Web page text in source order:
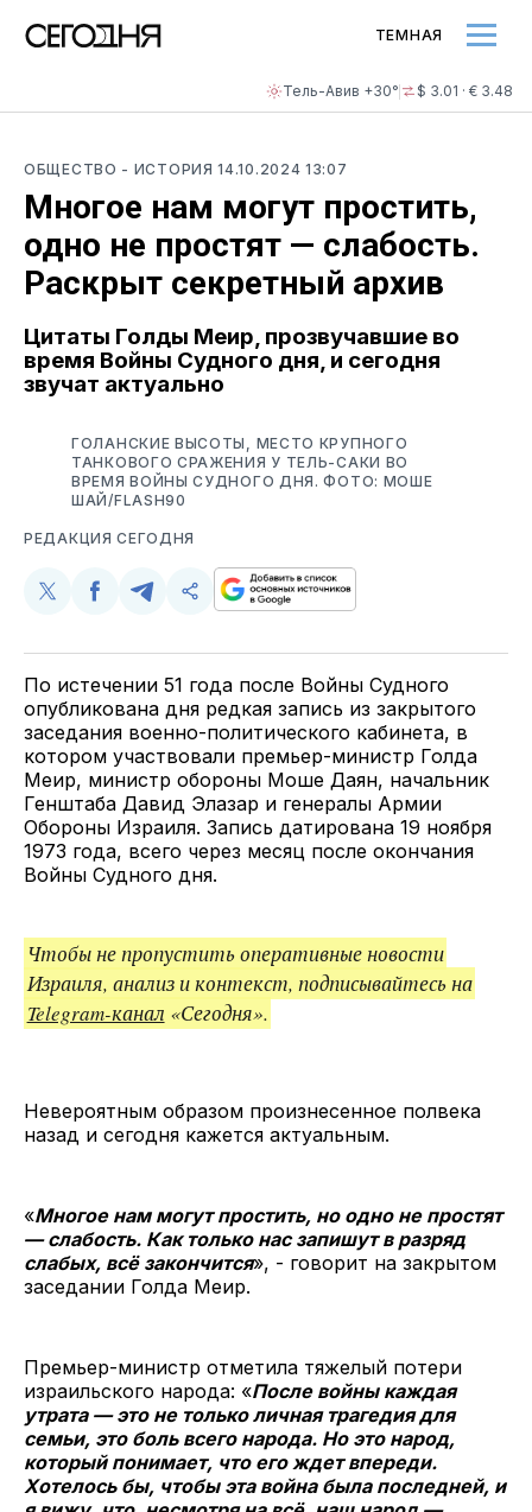
Тель-Авив +30° $ 3.01 · € 3.48
ТЕМНАЯ
ОБЩЕСТВО - ИСТОРИЯ14.10.2024 13:07
Многое нам могут простить,
одно не простят — слабость.
Раскрыт секретный архив
Цитаты Голды Меир, прозвучавшие во
время Войны Судного дня, и сегодня
звучат актуально
ГОЛАНСКИЕ ВЫСОТЫ, МЕСТО КРУПНОГО
ТАНКОВОГО СРАЖЕНИЯ У ТЕЛЬ-САКИ ВО
ВРЕМЯ ВОЙНЫ СУДНОГО ДНЯ. ФОТО: МОШЕ
ШАЙ/FLASH90
РЕДАКЦИЯ СЕГОДНЯ
Поделиться
Twitter
Поделиться
Facebook
Поделиться
Telegram
Скопируйте
поделитесь
По истечении 51 года после Войны Судного
опубликована дня редкая запись из закрытого
заседания военно-политического кабинета, в
котором участвовали премьер-министр Голда
Меир, министр обороны Моше Даян, начальник
Генштаба Давид Элазар и генералы Армии
Обороны Израиля. Запись датирована 19 ноября
1973 года, всего через месяц после окончания
Войны Судного дня.
Чтобы не пропустить оперативные новости
Израиля, анализ и контекст, подписывайтесь на
Telegram-канал «Сегодня».
Невероятным образом произнесенное полвека
назад и сегодня кажется актуальным.
«Многое нам могут простить, но одно не простят
— слабость. Как только нас запишут в разряд
слабых, всё закончится», - говорит на закрытом
заседании Голда Меир.
Премьер-министр отметила тяжелый потери
израильского народа: «После войны каждая
утрата — это не только личная трагедия для
семьи, это боль всего народа. Но это народ,
который понимает, что его ждет впереди.
Хотелось бы, чтобы эта война была последней, и